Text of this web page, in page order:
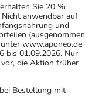
Sie 20 %
anwendbar auf
und
(ausgenommen
www.aponeo.de
bis 01.09.2026. Nur
die Aktion früher
Bestellung mit